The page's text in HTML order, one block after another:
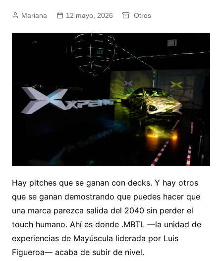
Mariana 12 mayo, 2026 Otros
Hay pitches que se ganan con decks. Y hay otros
que se ganan demostrando que puedes hacer que
una marca parezca salida del 2040 sin perder el
touch humano. Ahí es donde .MBTL —la unidad de
experiencias de Mayúscula liderada por Luis
Figueroa— acaba de subir de nivel.